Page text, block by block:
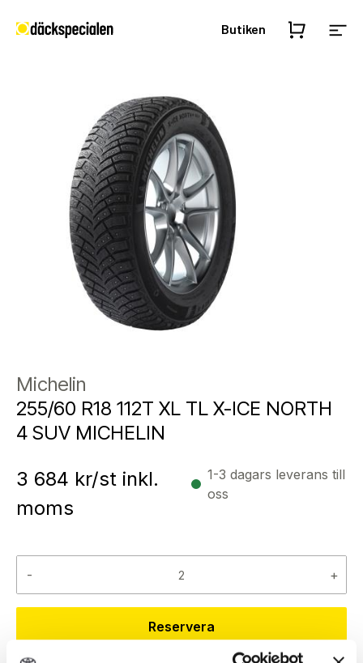
Butiken
Michelin
255/60 R18 112T XL TL X-ICE NORTH
4 SUV MICHELIN
3 684 kr/st inkl.
moms
1-3 dagars leverans till
oss
- +
Reservera